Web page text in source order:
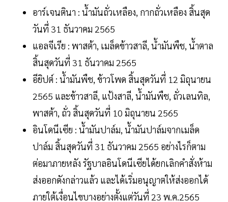
อาร์เจนตินา : น้ำมันถั่วเหลือง, กากถั่วเหลือง สิ้นสุด
วันที่ 31 ธันวาคม 2565
แอลจีเรีย : พาสต้า, เมล็ดข้าวสาลี, น้ำมันพืช, น้ำตาล
สิ้นสุดวันที่ 31 ธันวาคม 2565
อียิปต์ : น้ำมันพืช, ข้าวโพด สิ้นสุดวันที่ 12 มิถุนายน
2565 และข้าวสาลี, แป้งสาลี, น้ำมันพืช, ถั่วเลนทิล,
พาสต้า, ถั่ว สิ้นสุดวันที่ 10 มิถุนายน 2565
อินโดนีเซีย : น้ำมันปาล์ม, น้ำมันปาล์มจากเมล็ด
ปาล์ม สิ้นสุดวันที่ 31 ธันวาคม 2565 อย่างไรก็ตาม
ต่อมาภายหลัง รัฐบาลอินโดนีเซียได้ยกเลิกคำสั่งห้าม
ส่งออกดังกล่าวแล้ว และได้เริ่มอนุญาตให้ส่งออกได้
ภายใต้เงื่อนไขบางอย่างตั้งแต่วันที่ 23 พ.ค.2565